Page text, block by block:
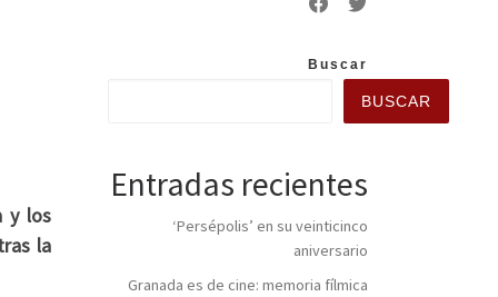
y los
la
Buscar
BUSCAR
Entradas recientes
‘Persépolis’ en su veinticinco
aniversario
Granada es de cine: memoria fílmica